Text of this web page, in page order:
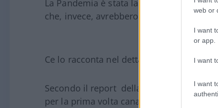
web or
I want
or app.
I want
I want
La Pandemia è stata la “scusa” ideale
che, invece, avrebbero richiesto anni per
Ce lo racconta nel dettaglio una ricerca
Secondo il report della società di
per la prima volta canali di vendita